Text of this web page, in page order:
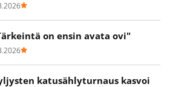
on ensin avata ovi"
katusählyturnaus kasvoi